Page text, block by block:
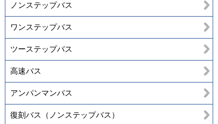
ノンステップバス
ワンステップバス
ツーステップバス
高速バス
アンパンマンバス
復刻バス（ノンステップバス）